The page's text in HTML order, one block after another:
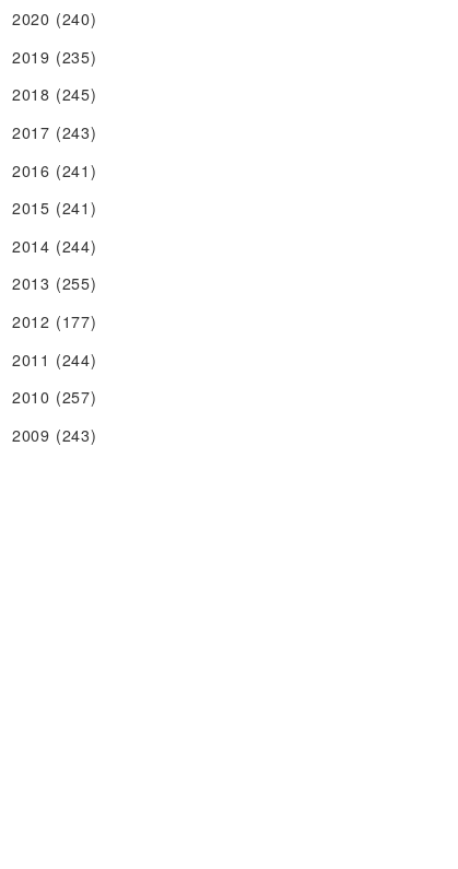
2020 (240)
2019 (235)
2018 (245)
2017 (243)
2016 (241)
2015 (241)
2014 (244)
2013 (255)
2012 (177)
2011 (244)
2010 (257)
2009 (243)